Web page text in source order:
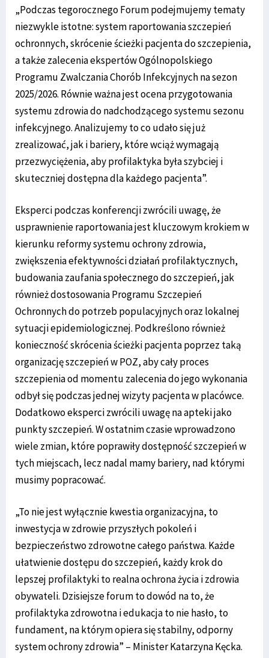
„Podczas tegorocznego Forum podejmujemy tematy
niezwykle istotne: system raportowania szczepień
ochronnych, skrócenie ścieżki pacjenta do szczepienia,
a także zalecenia ekspertów Ogólnopolskiego
Programu Zwalczania Chorób Infekcyjnych na sezon
2025/2026. Równie ważna jest ocena przygotowania
systemu zdrowia do nadchodzącego systemu sezonu
infekcyjnego. Analizujemy to co udało się już
zrealizować, jak i bariery, które wciąż wymagają
przezwyciężenia, aby profilaktyka była szybciej i
skuteczniej dostępna dla każdego pacjenta”.
Eksperci podczas konferencji zwrócili uwagę, że
usprawnienie raportowania jest kluczowym krokiem w
kierunku reformy systemu ochrony zdrowia,
zwiększenia efektywności działań profilaktycznych,
budowania zaufania społecznego do szczepień, jak
również dostosowania Programu Szczepień
Ochronnych do potrzeb populacyjnych oraz lokalnej
sytuacji epidemiologicznej. Podkreślono również
konieczność skrócenia ścieżki pacjenta poprzez taką
organizację szczepień w POZ, aby cały proces
szczepienia od momentu zalecenia do jego wykonania
odbył się podczas jednej wizyty pacjenta w placówce.
Dodatkowo eksperci zwrócili uwagę na apteki jako
punkty szczepień. W ostatnim czasie wprowadzono
wiele zmian, które poprawiły dostępność szczepień w
tych miejscach, lecz nadal mamy bariery, nad którymi
musimy popracować.
„To nie jest wyłącznie kwestia organizacyjna, to
inwestycja w zdrowie przyszłych pokoleń i
bezpieczeństwo zdrowotne całego państwa. Każde
ułatwienie dostępu do szczepień, każdy krok do
lepszej profilaktyki to realna ochrona życia i zdrowia
obywateli. Dzisiejsze forum to dowód na to, że
profilaktyka zdrowotna i edukacja to nie hasło, to
fundament, na którym opiera się stabilny, odporny
system ochrony zdrowia” – Minister Katarzyna Kęcka.